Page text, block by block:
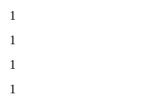
1
1
1
1